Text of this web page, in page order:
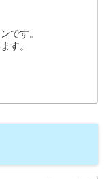
です。
す。